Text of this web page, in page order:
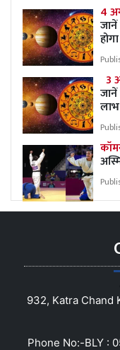
4
3
932, Katra Chand
Phone No:-BLY :